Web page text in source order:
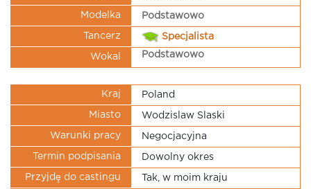
Modelka Podstawowo
Tancerz Specjalista
Wokal Podstawowo
Kraj Poland
Miasto Wodzislaw Slaski
Warunki pracy Negocjacyjna
Termin podpisania Dowolny okres
Przyjdę do castingu Tak, w moim kraju